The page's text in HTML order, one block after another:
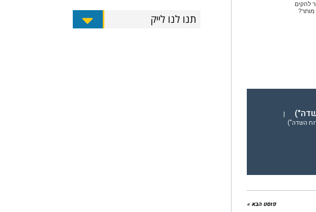
להקים
|
השדה")
פוסט הבא »
תנו לנו לייק